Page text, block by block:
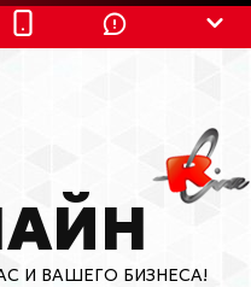
(с 2:30 до 11:30 по
России
И ВАШЕГО БИЗНЕСА!